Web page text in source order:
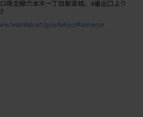
南北線六本木一丁目駅直結、4番出口より
jp/e/tokyo/#universe